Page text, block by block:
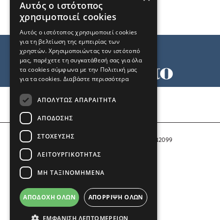
Αριθμός Πιστοποίησης Μ.Η.Τ. 242099
COPYRIGHT © 2026 Το Μανιφέστο
Αυτός ο ιστότοπος
χρησιμοποιεί cookies
Αυτός ο ιστότοπος χρησιμοποιεί cookies
για τη βελτίωση της εμπειρίας των
χρηστών. Χρησιμοποιώντας τον ιστότοπό
μας, παρέχετε τη συγκατάθεσή σας για όλα
τα cookies σύμφωνα με την Πολιτική μας
για τα cookies. Διαβάστε περισσότερα
ΑΠΟΛΎΤΩΣ ΑΠΑΡΑΊΤΗΤΑ
ΑΠΌΔΟΣΗΣ
ΣΤΌΧΕΥΣΗΣ
ΛΕΙΤΟΥΡΓΙΚΌΤΗΤΑΣ
ΜΗ ΤΑΞΙΝΟΜΗΜΈΝΑ
ΑΠΟΔΟΧΉ ΌΛΩΝ ΑΠΌΡΡΙΨΗ ΌΛΩΝ
ΕΜΦΆΝΙΣΗ ΛΕΠΤΟΜΕΡΕΙΏΝ